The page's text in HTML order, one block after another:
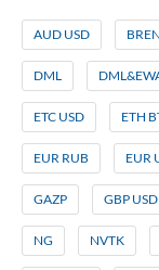
AUD USD
DML
ETC USD ETH
EUR RUB EUR
GAZP GBP USD
NG NVTK